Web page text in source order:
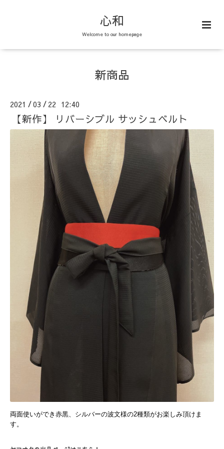
心和
Welcome to our homepage
新商品
2021 /03 / 22 12:40
【新作】 リバーシブル サッシュベルト
両面使いができ赤黒、シルバーの波文様の2種類がお楽しみ頂けま
す。